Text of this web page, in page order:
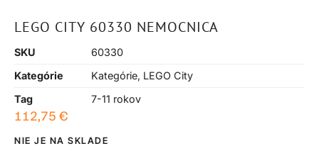
LEGO CITY 60330 NEMOCNICA
SKU
60330
Kategórie
Kategórie, LEGO City
Tag
7-11 rokov
112,75 €
NIE JE NA SKLADE